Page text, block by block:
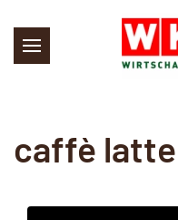
Skip to main content
caffè latte